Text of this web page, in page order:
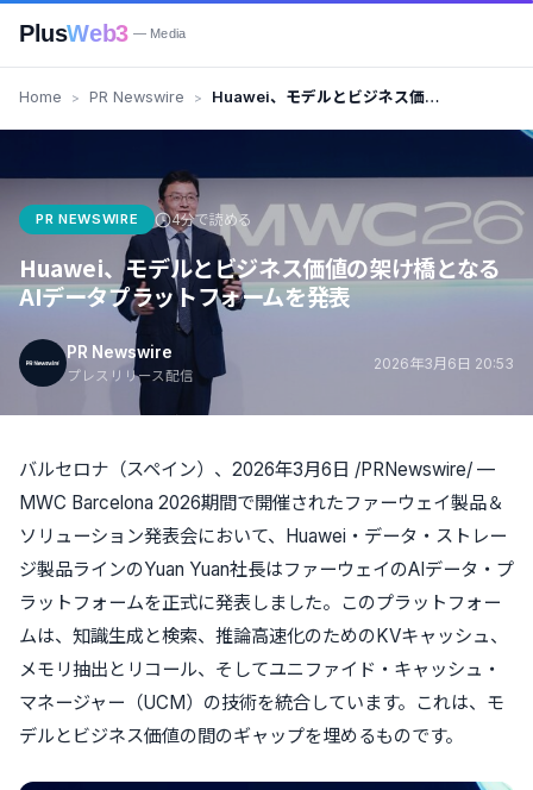
PlusWeb3 — Media
Home PR Newswire
Huawei、モデルとビジネス価値
PR NEWSWIRE 4分で読める
Huawei、モデルとビジネス価値の架け橋となる
AIデータプラットフォームを発表
PR Newswire
プレスリリース配信
2026年3月6日 20:53
バルセロナ（スペイン）、2026年3月6日 /PRNewswire/ —
MWC Barcelona 2026期間で開催されたファーウェイ製品＆
ソリューション発表会において、Huawei・データ・ストレー
ジ製品ラインのYuan Yuan社長はファーウェイのAIデータ・プ
ラットフォームを正式に発表しました。このプラットフォー
ムは、知識生成と検索、推論高速化のためのKVキャッシュ、
メモリ抽出とリコール、そしてユニファイド・キャッシュ・
マネージャー（UCM）の技術を統合しています。これは、モ
デルとビジネス価値の間のギャップを埋めるものです。